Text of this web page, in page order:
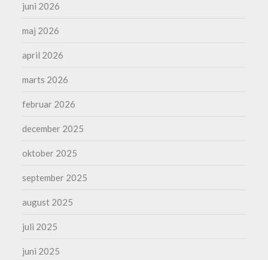
juni 2026
maj 2026
april 2026
marts 2026
februar 2026
december 2025
oktober 2025
september 2025
august 2025
juli 2025
juni 2025